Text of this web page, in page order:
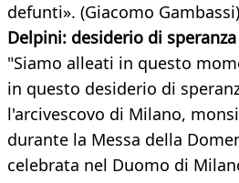
defunti». (Giacomo Gambassi)
Delpini: desiderio di speranza
"Siamo alleati in questo
in questo desiderio di
l'arcivescovo di Milano,
durante la Messa della
celebrata nel Duomo di